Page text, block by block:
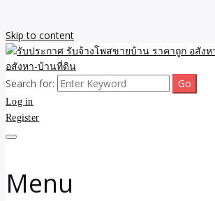
Skip to content
รับประกาศ รับจ้า
รับจ้าง โพสอสังห
รับจ้างโพสขายบ้าน ราคาถูก ประกาศ ขายอสัง
Search for:
Log in
Register
Menu